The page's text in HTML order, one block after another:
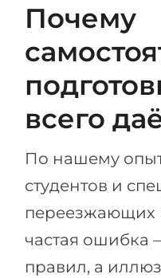
Почему
всего
По нашему
студентов и
переезжающих
частая ошибка
правил, а